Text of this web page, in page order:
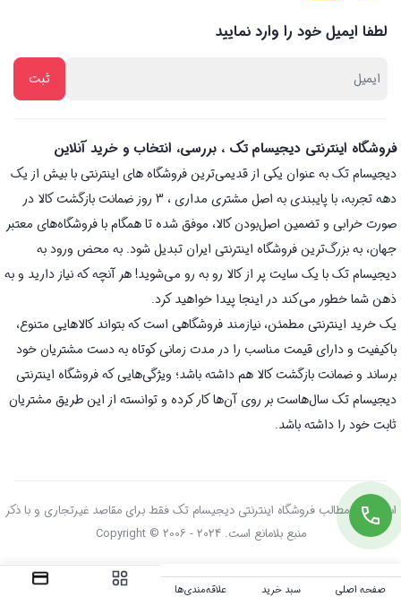
لطفا ایمیل خود را وارد نمایید
فروشگاه اینترنتی دیجیسام تک ، بررسی، انتخاب و خرید آنلاین
دیجیسام تک به عنوان یکی از قدیمی‌ترین فروشگاه های اینترنتی با بیش از یک
دهه تجربه، با پایبندی به اصل مشتری مداری ، 3 روز ضمانت بازگشت کالا در
صورت خرابی و تضمین اصل‌بودن کالا، موفق شده تا همگام با فروشگاه‌های معتبر
جهان، به بزرگ‌ترین فروشگاه اینترنتی ایران تبدیل شود. به محض ورود به
دیجیسام تک با یک سایت پر از کالا رو به رو می‌شوید! هر آنچه که نیاز دارید و به
ذهن شما خطور می‌کند در اینجا پیدا خواهید کرد.
یک خرید اینترنتی مطمئن، نیازمند فروشگاهی است که بتواند کالاهایی متنوع،
باکیفیت و دارای قیمت مناسب را در مدت زمانی کوتاه به دست مشتریان خود
برساند و ضمانت بازگشت کالا هم داشته باشد؛ ویژگی‌هایی که فروشگاه اینترنتی
دیجیسام تک سال‌هاست بر روی آن‌ها کار کرده و توانسته از این طریق مشتریان
ثابت خود را داشته باشد.
استفاده از مطالب فروشگاه اینترنتی دیجیسام تک فقط برای مقاصد غیرتجاری و با ذکر
منبع بلامانع است. Copyright © 2006 - 2024
صفحه اصلی سبد خرید علاقه‌مندی‌ها